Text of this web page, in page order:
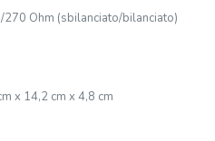
270 Ohm (sbilanciato/bilanciato)
x 14,2 cm x 4,8 cm